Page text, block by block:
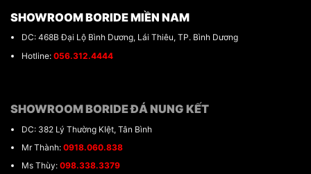
SHOWROOM BORIDE MIỀN NAM
DC: 468B Đại Lộ Bình Dương, Lái Thiêu, TP. Bình Dương
Hotline: 056.312.4444
SHOWROOM BORIDE ĐÁ NUNG KẾT
DC: 382 Lý Thường KIệt, Tân Bình
Mr Thành: 0918.060.838
Ms Thùy: 098.338.3379